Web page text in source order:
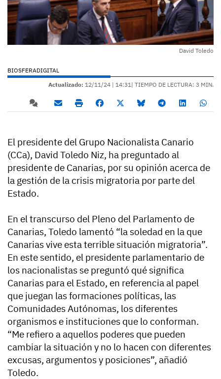
David Toledo
BIOSFERADIGITAL
Actualizado: 12/11/24 | 14:31 | TIEMPO DE LECTURA: 3 MIN.
El presidente del Grupo Nacionalista Canario
(CCa), David Toledo Niz, ha preguntado al
presidente de Canarias, por su opinión acerca de
la gestión de la crisis migratoria por parte del
Estado.
En el transcurso del Pleno del Parlamento de
Canarias, Toledo lamentó “la soledad en la que
Canarias vive esta terrible situación migratoria”.
En este sentido, el presidente parlamentario de
los nacionalistas se preguntó qué significa
Canarias para el Estado, en referencia al papel
que juegan las formaciones políticas, las
Comunidades Autónomas, los diferentes
organismos e instituciones que lo conforman.
“Me refiero a aquellos poderes que pueden
cambiar la situación y no lo hacen con diferentes
excusas, argumentos y posiciones”, añadió
Toledo.